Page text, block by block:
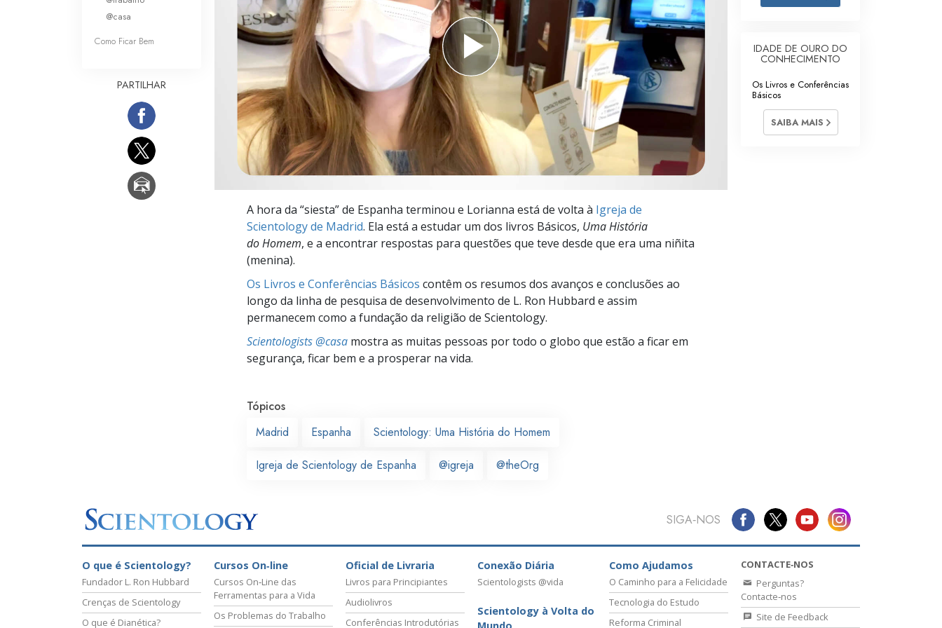
O que é a Grandeza?
Respostas às Drogas
Crianças
Ferramentas para o Local do Trabalho
Ética e as Condições
A Causa da Supressão
Investigações
A hora da “siesta” de Espanha terminou e Lorianna está de volta à Igreja de
Scientology de Madrid. Ela está a estudar um dos livros Básicos, Uma História
do Homem, e a encontrar respostas para questões que teve desde que era uma niñita
(menina).
Os Livros e Conferências Básicos contêm os resumos dos avanços e conclusões ao
longo da linha de pesquisa de desenvolvimento de L. Ron Hubbard e assim
permanecem como a fundação da religião de Scientology.
Scientologists @casa mostra as muitas pessoas por todo o globo que estão a ficar em
segurança, ficar bem e a prosperar na vida.
Tópicos
Madrid
Espanha Scientology: Uma História do Homem
Igreja de Scientology de Espanha @igreja @theOrg
@casa
Como Ficar Bem
PARTILHAR
IDADE DE OURO DO
CONHECIMENTO
Os Livros e Conferências
Básicos
SAIBA MAIS
SIGA‑NOS
O que é Scientology?
Fundador L. Ron Hubbard
Crenças de Scientology
O que é Dianética?
Cursos On‑line
Cursos On‑Line das
Ferramentas para a Vida
Os Problemas do Trabalho
Oficial de Livraria
Livros para Principiantes
Audiolivros
Conferências Introdutórias
Conexão Diária
Scientologists @vida
Scientology à Volta do
Como Ajudamos
O Caminho para a Felicidade
Tecnologia do Estudo
Reforma Criminal
CONTACTE‑NOS
Perguntas?
Contacte‑nos
Site de Feedback